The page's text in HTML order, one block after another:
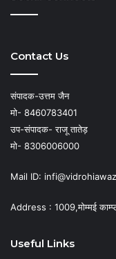
Contact Us
संपादक-उत्तम जैन
मो- 8460783401
उप-संपादक- राजू तातेड़
मो- 8306006000
Mail ID:
Address : 1009,मोम्मई
Useful Links